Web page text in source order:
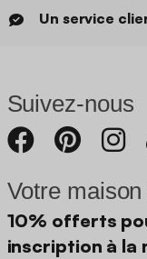
Un service
Suivez-nous
Votre
10% offerts
inscription à la